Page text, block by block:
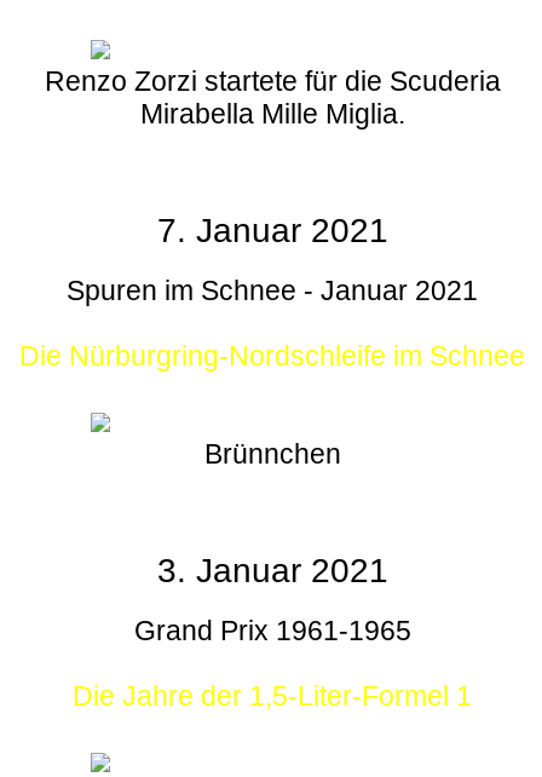
Renzo Zorzi startete für die Scuderia
Mirabella Mille Miglia.
7. Januar 2021
Spuren im Schnee - Januar 2021
Die Nürburgring-Nordschleife im Schnee
Brünnchen
3. Januar 2021
Grand Prix 1961-1965
Die Jahre der 1,5-Liter-Formel 1